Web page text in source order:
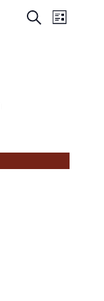
SucheListe